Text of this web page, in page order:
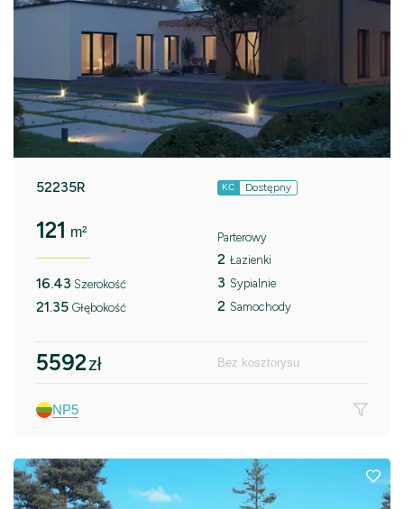
52235R KC Dostępny
121 m²
16.43 Szerokość
21.35 Głębokość
Parterowy
2 Łazienki
3 Sypialnie
2 Samochody
5592zł Bez kosztorysu
NP5